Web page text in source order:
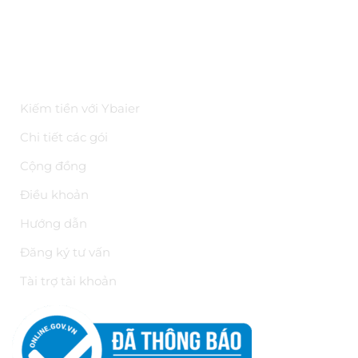
Kiếm tiền với Ybaier
Chi tiết các gói
Cộng đồng
Điều khoản
Hướng dẫn
Đăng ký tư vấn
Tài trợ tài khoản